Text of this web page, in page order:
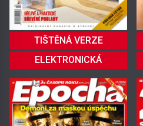
TIŠTĚNÁ VERZE
ELEKTRONICKÁ